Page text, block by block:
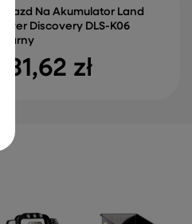
Pojazd Na Akumulator Land
Rover Discovery DLS-K06
Czarny
731,62 zł